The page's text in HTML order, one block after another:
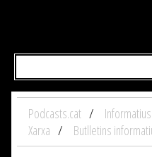
Podcasts.cat Informatius
Xarxa
Butlletins